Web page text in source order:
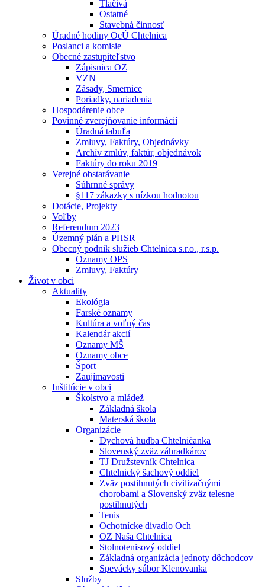
Tlačivá
Ostatné
Stavebná činnosť
Úradné hodiny OcÚ Chtelnica
Poslanci a komisie
Obecné zastupiteľstvo
Zápisnica OZ
VZN
Zásady, Smernice
Poriadky, nariadenia
Hospodárenie obce
Povinné zverejňovanie informácií
Úradná tabuľa
Zmluvy, Faktúry, Objednávky
Archív zmlúv, faktúr, objednávok
Faktúry do roku 2019
Verejné obstarávanie
Súhrnné správy
§117 zákazky s nízkou hodnotou
Dotácie, Projekty
Voľby
Referendum 2023
Územný plán a PHSR
Obecný podnik služieb Chtelnica s.r.o., r.s.p.
Oznamy OPS
Zmluvy, Faktúry
Život v obci
Aktuality
Ekológia
Farské oznamy
Kultúra a voľný čas
Kalendár akcií
Oznamy MŠ
Oznamy obce
Šport
Zaujímavosti
Inštitúcie v obci
Školstvo a mládež
Základná škola
Materská škola
Organizácie
Dychová hudba Chtelničanka
Slovenský zväz záhradkárov
TJ Družstevník Chtelnica
Chtelnický šachový oddiel
Zväz postihnutých civilizačnými
chorobami a Slovenský zväz telesne
postihnutých
Tenis
Ochotnícke divadlo Och
OZ Naša Chtelnica
Stolnotenisový oddiel
Základná organizácia jednoty dôchodcov
Spevácky súbor Klenovanka
Služby